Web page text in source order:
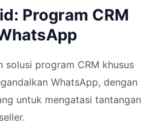
Program CRM
solusi program CRM khusus
WhatsApp, dengan
untuk mengatasi tantangan